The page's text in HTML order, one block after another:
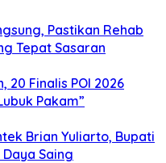
Pastikan Rehab
Tepat Sasaran
20 Finalis POI 2026
Pakam”
Brian Yuliarto, Bupati
Saing